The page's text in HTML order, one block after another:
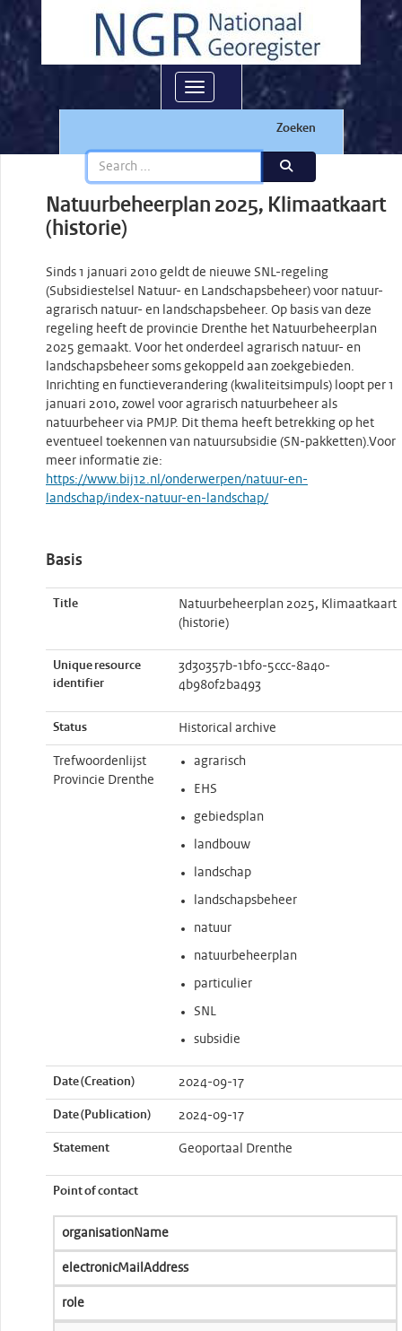
Toggle navigation
Zoeken
Natuurbeheerplan 2025, Klimaatkaart
(historie)
Sinds 1 januari 2010 geldt de nieuwe SNL-regeling
(Subsidiestelsel Natuur- en Landschapsbeheer) voor natuur-
agrarisch natuur- en landschapsbeheer. Op basis van deze
regeling heeft de provincie Drenthe het Natuurbeheerplan
2025 gemaakt. Voor het onderdeel agrarisch natuur- en
landschapsbeheer soms gekoppeld aan zoekgebieden.
Inrichting en functieverandering (kwaliteitsimpuls) loopt per 1
januari 2010, zowel voor agrarisch natuurbeheer als
natuurbeheer via PMJP. Dit thema heeft betrekking op het
eventueel toekennen van natuursubsidie (SN-pakketten).Voor
meer informatie zie:
https://www.bij12.nl/onderwerpen/natuur-en-
landschap/index-natuur-en-landschap/
Basis
Title
Natuurbeheerplan 2025, Klimaatkaart
(historie)
Unique resource
identifier
3d30357b-1bf0-5ccc-8a40-
4b980f2ba493
Status Historical archive
Trefwoordenlijst
Provincie Drenthe
agrarisch
EHS
gebiedsplan
landbouw
landschap
landschapsbeheer
natuur
natuurbeheerplan
particulier
SNL
subsidie
Date (Creation) 2024-09-17
Date (Publication) 2024-09-17
Statement Geoportaal Drenthe
Point of contact
organisationName
electronicMailAddress
role